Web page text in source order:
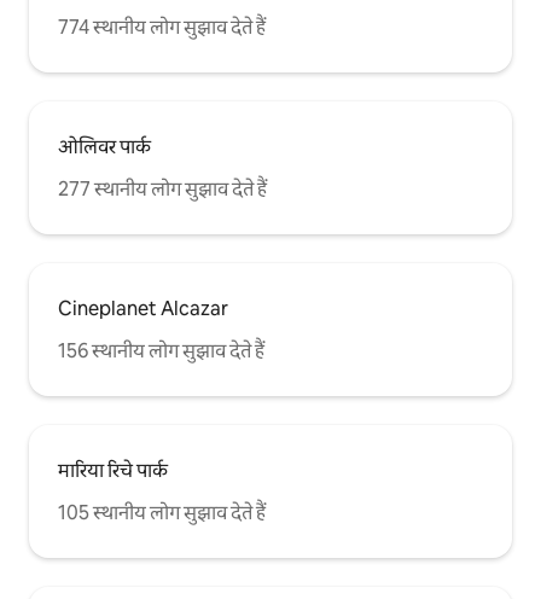
774 स्थानीय लोग सुझाव देते हैं
ओलिवर पार्क
277 स्थानीय लोग सुझाव देते हैं
Cineplanet Alcazar
156 स्थानीय लोग सुझाव देते हैं
मारिया रिचे पार्क
105 स्थानीय लोग सुझाव देते हैं